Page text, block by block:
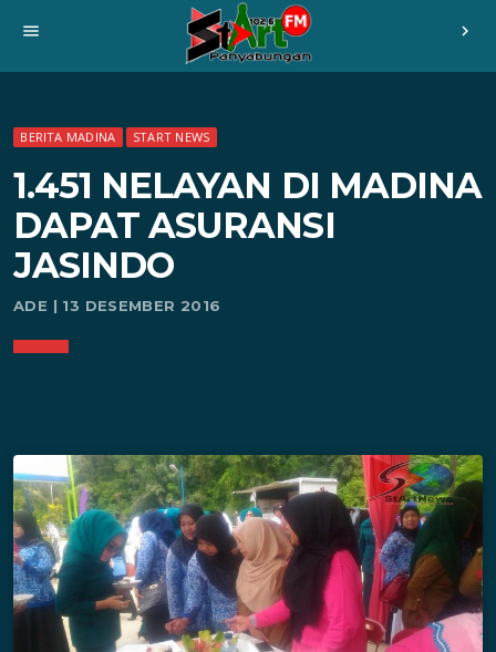
menu chevron_right
BERITA MADINA START NEWS
1.451 NELAYAN DI MADINA
DAPAT ASURANSI
JASINDO
ADE | 13 DESEMBER 2016